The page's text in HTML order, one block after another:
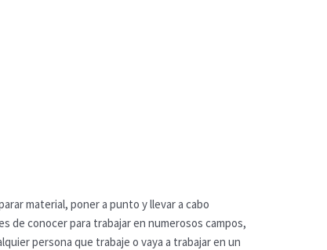
material, poner a punto y llevar a cabo
de conocer para trabajar en numerosos campos,
persona que trabaje o vaya a trabajar en un